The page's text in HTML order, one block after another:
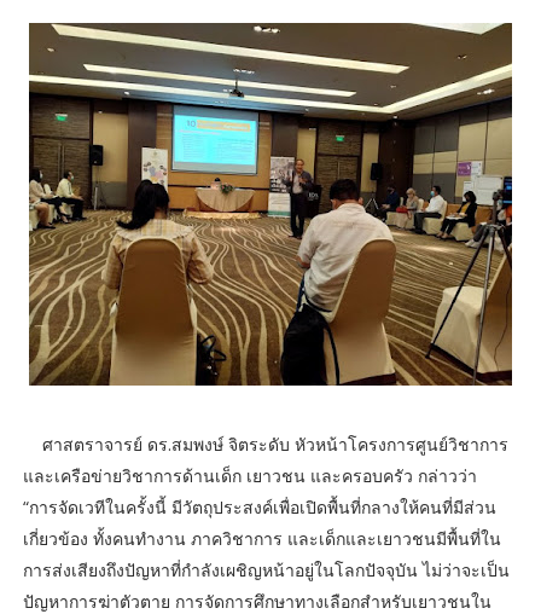
ศาสตราจารย์ ดร.สมพงษ์ จิตระดับ หัวหน้าโครงการศูนย์วิชาการ
และเครือข่ายวิชาการด้านเด็ก เยาวชน และครอบครัว กล่าวว่า
“การจัดเวทีในครั้งนี้ มีวัตถุประสงค์เพื่อเปิดพื้นที่กลางให้คนที่มีส่วน
เกี่ยวข้อง ทั้งคนทำงาน ภาควิชาการ และเด็กและเยาวชนมีพื้นที่ใน
การส่งเสียงถึงปัญหาที่กำลังเผชิญหน้าอยู่ในโลกปัจจุบัน ไม่ว่าจะเป็น
ปัญหาการฆ่าตัวตาย การจัดการศึกษาทางเลือกสำหรับเยาวชนใน